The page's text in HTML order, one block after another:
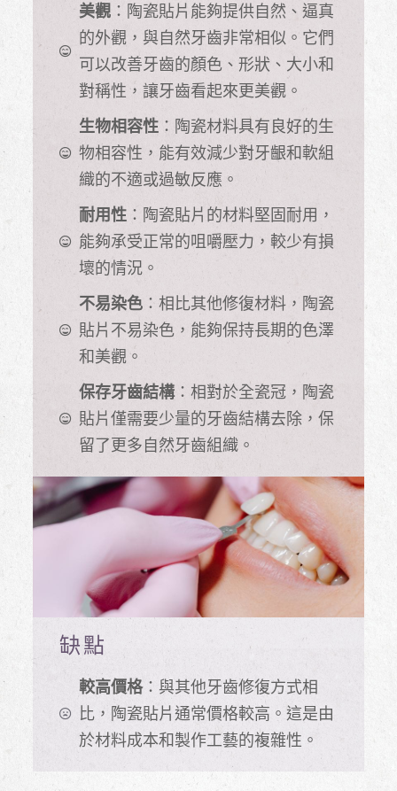
美觀 ：陶瓷貼片能夠提供自然、逼真
的外觀，與自然牙齒非常相似。它們
可以改善牙齒的顏色、形狀、大小和
對稱性，讓牙齒看起來更美觀。
生物相容性 ：陶瓷材料具有良好的生
物相容性，能有效減少對牙齦和軟組
織的不適或過敏反應。
耐用性 ：陶瓷貼片的材料堅固耐用，
能夠承受正常的咀嚼壓力，較少有損
壞的情況。
不易染色 ：相比其他修復材料，陶瓷
貼片不易染色，能夠保持長期的色澤
和美觀。
保存牙齒結構：相對於全瓷冠，陶瓷
貼片僅需要少量的牙齒結構去除，保
留了更多自然牙齒組織。
缺點
較高價格：與其他牙齒修復方式相
比，陶瓷貼片通常價格較高。這是由
於材料成本和製作工藝的複雜性。